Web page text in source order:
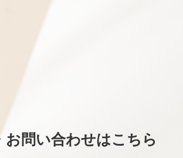
お問い合わせはこちら